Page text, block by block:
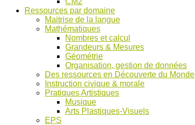
Ressources par domaine
Maitrise de la langue
Mathématiques
Nombres et calcul
Grandeurs & Mesures
Géométrie
Organisation, gestion de données
Des ressources en Découverte du Monde
Instruction civique & morale
Pratiques Artistiques
Musique
Arts Plastiques-Visuels
EPS